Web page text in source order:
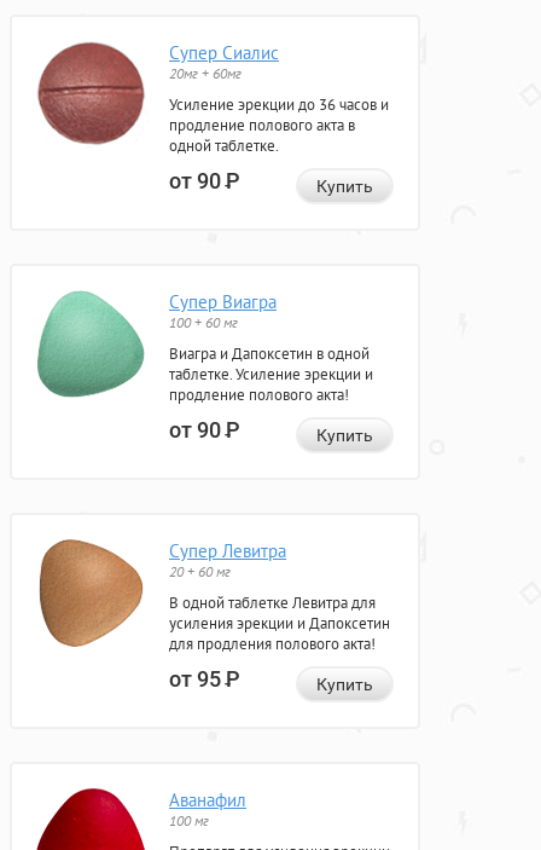
Супер Сиалис
20мг + 60мг
Усиление эрекции до 36 часов и
продление полового акта в
одной таблетке.
от 90Р Купить
Супер Виагра
100 + 60 мг
Виагра и Дапоксетин в одной
таблетке. Усиление эрекции и
продление полового акта!
от 90Р Купить
Супер Левитра
20 + 60 мг
В одной таблетке Левитра для
усиления эрекции и Дапоксетин
для продления полового акта!
от 95Р Купить
Аванафил
100 мг